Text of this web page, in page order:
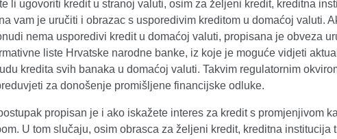
li ugovoriti kredit u stranoj valuti, osim za željeni kredit, kreditna
vam je uručiti i obrazac s usporedivim kreditom u domaćoj valuti.
nema usporedivi kredit u domaćoj valuti, propisana je obveza
liste Hrvatske narodne banke, iz koje je moguće vidjeti
kredita svih banaka u domaćoj valuti. Takvim regulatornim
za donošenje promišljene financijske odluke.
propisan je i ako iskažete interes za kredit s promjenjivom
U tom slučaju, osim obrasca za željeni kredit, kreditna institucija